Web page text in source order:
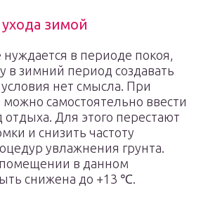
зимой
нуждается в периоде покоя,
в зимний период создавать
нет смысла. При
самостоятельно ввести
Для этого перестают
и снизить частоту
увлажнения грунта.
в данном
снижена до +13 ℃.